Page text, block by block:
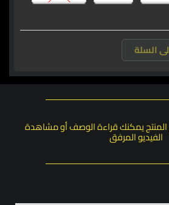
السلة
المنتج يمكنك قراءة الوصف أو مشاهدة
الفيديو المرفق